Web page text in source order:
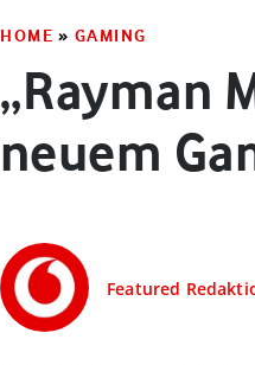
HOME » GAMING
„Rayman
neuem
Featured